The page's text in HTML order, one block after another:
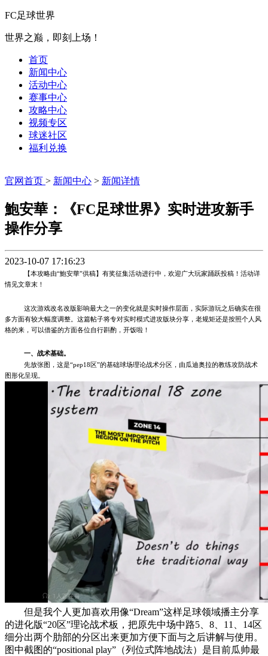
FC足球世界
世界之巅，即刻上场！
首页
新闻中心
活动中心
赛事中心
攻略中心
视频专区
球迷社区
福利兑换
官网首页 > 新闻中心 > 新闻详情
鮑安華：《FC足球世界》实时进攻新手
操作分享
2023-10-07 17:16:23
【本攻略由“鮑安華”供稿】有奖征集活动进行中，欢迎广大玩家踊跃投稿！活动详
情见文章末！
这次游戏改名改版影响最大之一的变化就是实时操作层面，实际游玩之后确实在很
多方面有较大幅度调整。这篇帖子将专对实时模式进攻版块分享，老规矩还是按照个人风
格的来，可以借鉴的方面各位自行斟酌，开饭啦！
一、战术基础。
先放张图，这是“pep18区”的基础球场理论战术分区，由瓜迪奥拉的教练攻防战术
图形化呈现。
但是我个人更加喜欢用像“Dream”这样足球领域播主分享
的进化版“20区”理论战术板，把原先中场中路5、8、11、14区
细分出两个肋部的分区出来更加方便下面与之后讲解与使用。
图中截图的“positional play”（列位式阵地战法）是目前瓜帅最